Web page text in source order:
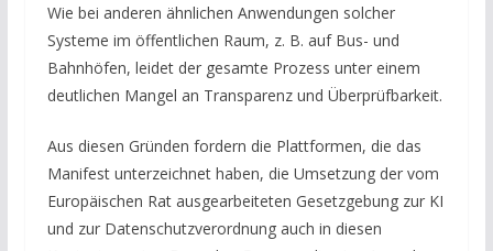
Wie bei anderen ähnlichen Anwendungen solcher
Systeme im öffentlichen Raum, z. B. auf Bus- und
Bahnhöfen, leidet der gesamte Prozess unter einem
deutlichen Mangel an Transparenz und Überprüfbarkeit.
Aus diesen Gründen fordern die Plattformen, die das
Manifest unterzeichnet haben, die Umsetzung der vom
Europäischen Rat ausgearbeiteten Gesetzgebung zur KI
und zur Datenschutzverordnung auch in diesen